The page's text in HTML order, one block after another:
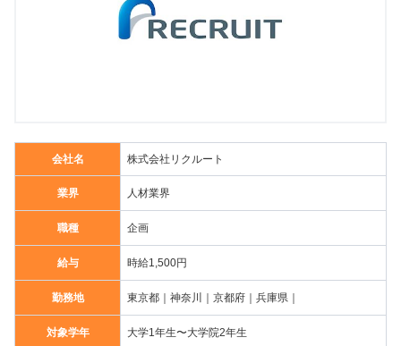
会社名 株式会社リクルート
業界 人材業界
職種 企画
給与 時給1,500円
勤務地 東京都｜神奈川｜京都府｜兵庫県｜
対象学年 大学1年生〜大学院2年生